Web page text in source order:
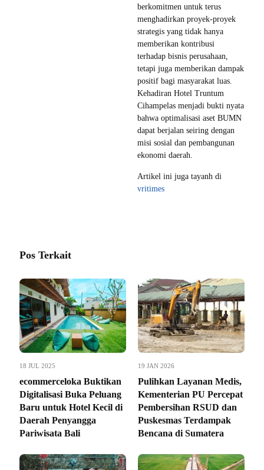
berkomitmen untuk terus
menghadirkan proyek-proyek
strategis yang tidak hanya
memberikan kontribusi
terhadap bisnis perusahaan,
tetapi juga memberikan dampak
positif bagi masyarakat luas.
Kehadiran Hotel Truntum
Cihampelas menjadi bukti nyata
bahwa optimalisasi aset BUMN
dapat berjalan seiring dengan
misi sosial dan pembangunan
ekonomi daerah.
Artikel ini juga tayanh di
vritimes
Pos Terkait
18 JUL 2025
ecommerceloka Buktikan
Digitalisasi Buka Peluang
Baru untuk Hotel Kecil di
Daerah Penyangga
Pariwisata Bali
19 JAN 2026
Pulihkan Layanan Medis,
Kementerian PU Percepat
Pembersihan RSUD dan
Puskesmas Terdampak
Bencana di Sumatera